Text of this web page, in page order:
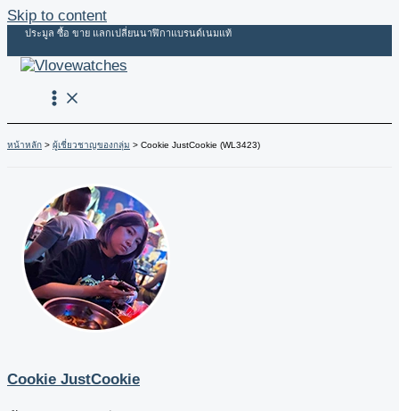
Skip to content
ประมูล ซื้อ ขาย แลกเปลี่ยนนาฬิกาแบรนด์เนมแท้
หน้าหลัก ผู้เชี่ยวชาญของกลุ่ม Cookie JustCookie (WL3423)
Cookie JustCookie